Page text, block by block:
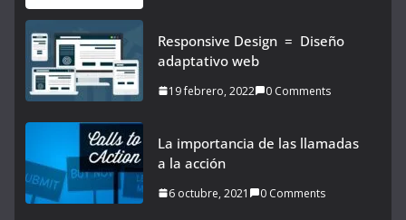
Responsive Design = Diseño
adaptativo web
19 febrero, 2022 0 Comments
La importancia de las llamadas
a la acción
6 octubre, 2021 0 Comments